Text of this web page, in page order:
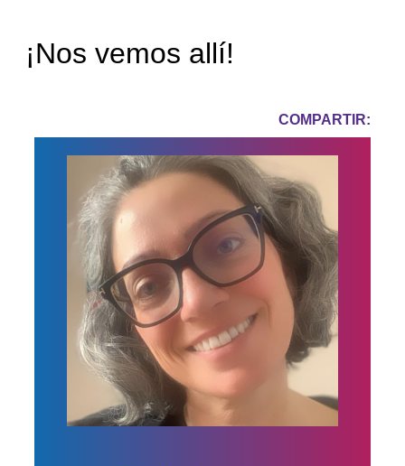
¡Nos vemos allí!
COMPARTIR: